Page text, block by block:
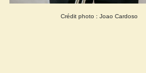
Crédit photo : Joao Cardoso